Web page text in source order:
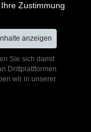
Zustimmung
anzeigen
Sie sich damit
Drittplattformen
wir in unserer